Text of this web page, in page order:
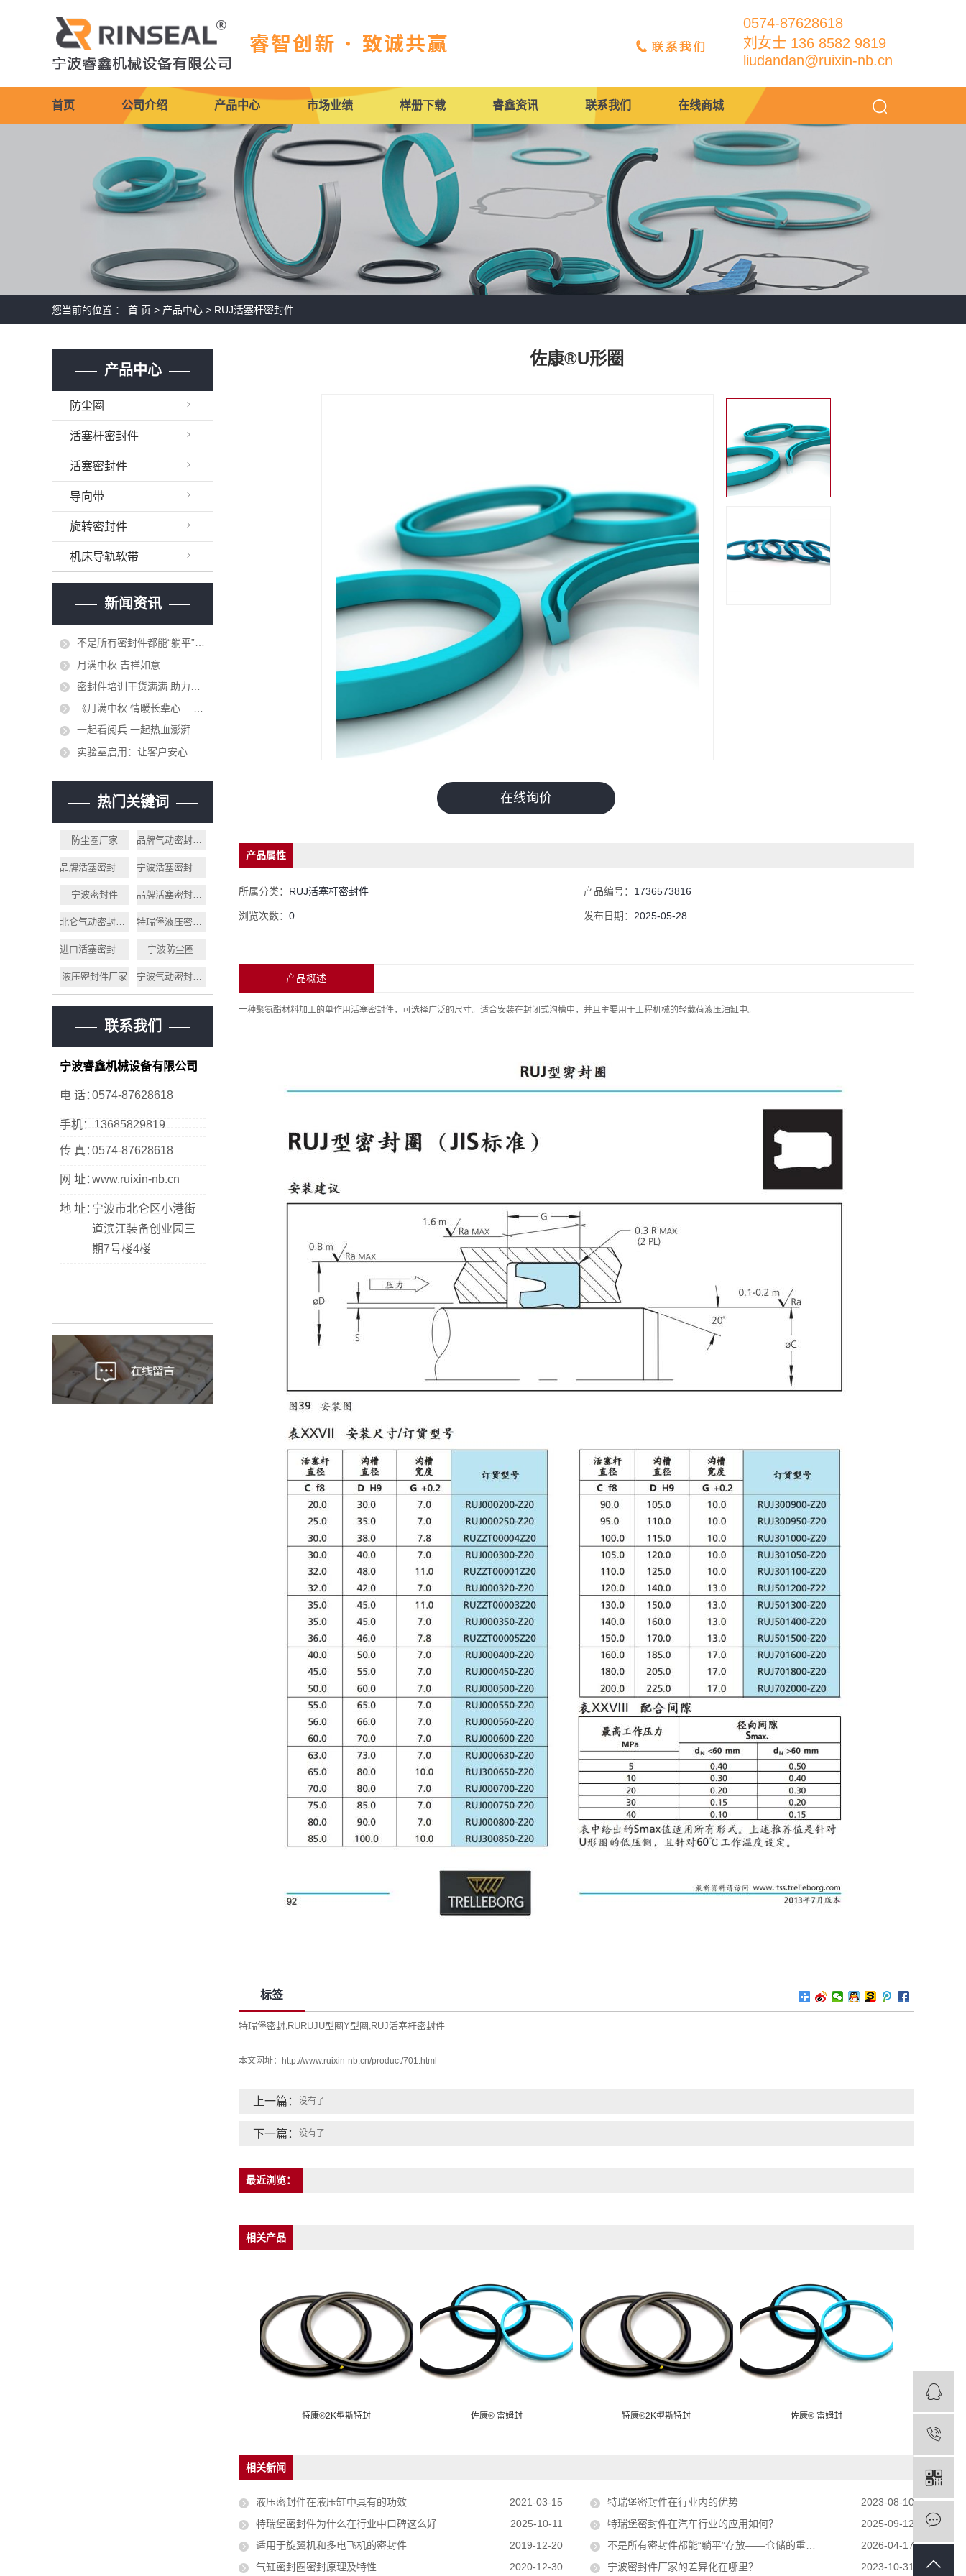
0574-87628618
刘女士 136 8582 9819
liudandan@ruixin-nb.cn
首页 公司介绍
企业文化
荣誉资质
产品中心
防尘圈
活塞杆密封件
活塞密封件
导向带
旋转密封件
机床导轨软带
市场业绩 样册下载 睿鑫资讯 联系我们
人才招聘
在线商城
您当前的位置 ： 首 页 > 产品中心 > RUJ活塞杆密封件
产品中心
防尘圈
活塞杆密封件
活塞密封件
导向带
旋转密封件
机床导轨软带
新闻资讯
不是所有密封件都能“躺平”存放——仓储的重要性与专业管理
月满中秋 吉祥如意
密封件培训干货满满 助力专业技能再提升
《月满中秋 情暖长辈心— 宁波睿鑫中秋送月饼寄暖心》
一起看阅兵 一起热血澎湃
实验室启用：让客户安心的第一道防线
热门关键词
防尘圈厂家 品牌气动密封件厂家
品牌活塞密封件厂家 宁波活塞密封件厂
宁波密封件 品牌活塞密封件价格
北仑气动密封件价格 特瑞堡液压密封件厂
进口活塞密封件价格 宁波防尘圈
液压密封件厂家 宁波气动密封件公司
联系我们
宁波睿鑫机械设备有限公司
电 话：0574-87628618
手机：13685829819
传 真：0574-87628618
网 址：www.ruixin-nb.cn
地 址：宁波市北仑区小港街
道滨江装备创业园三
期7号楼4楼
佐康®U形圈
在线询价
产品属性
所属分类： RUJ活塞杆密封件 产品编号： 1736573816
浏览次数：0 发布日期： 2025-05-28
产品概述
一种聚氨酯材料加工的单作用活塞密封件，可选择广泛的尺寸。适合安装在封闭式沟槽中，并且主要用于工程机械的轻载荷液压油缸中。
标签
特瑞堡密封,RURUJU型圈Y型圈 ,RUJ活塞杆密封件
本文网址： http://www.ruixin-nb.cn/product/701.html
上一篇： 没有了
下一篇： 没有了
最近浏览：
相关产品
特康®2K型斯特封 佐康® 雷姆封 特康®2K型斯特封 佐康® 雷姆封 特康
相关新闻
液压密封件在液压缸中具有的功效 2021-03-15 特瑞堡密封件在行业内的优势
2023-08-10
特瑞堡密封件为什么在行业中口碑这么好
2025-10-11 特瑞堡密封件在汽车行业的应用如何？
2025-09-12
适用于旋翼机和多电飞机的密封件
2019-12-20 不是所有密封件都能“躺平”存放——仓储的重要性与专业管理
2026-04-17
气缸密封圈密封原理及特性
2020-12-30 宁波密封件厂家的差异化在哪里？ 2023-10-31